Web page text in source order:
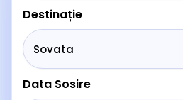
Destinație
Data Sosire